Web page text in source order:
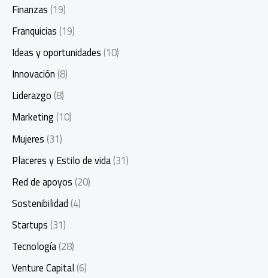
Finanzas(19)
Franquicias(19)
Ideas y oportunidades(10)
Innovación(8)
Liderazgo(8)
Marketing(10)
Mujeres(31)
Placeres y Estilo de vida(31)
Red de apoyos(20)
Sostenibilidad(4)
Startups(31)
Tecnología(28)
Venture Capital(6)